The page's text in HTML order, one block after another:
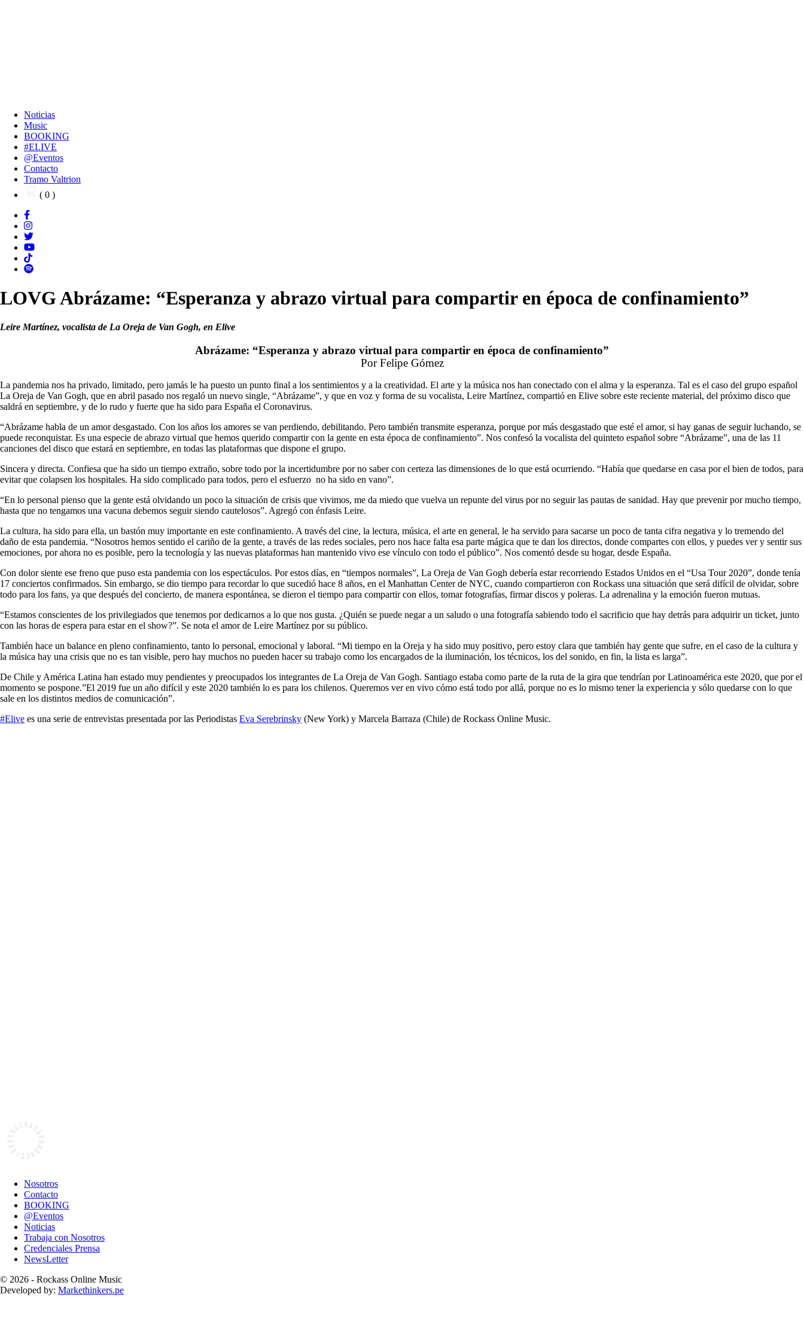
Noticias
Music
BOOKING
#ELIVE
@Eventos
Contacto
Tramo Valtrion
( 0 )
LOVG Abrázame: “Esperanza y abrazo virtual para compartir en época de confinamiento”
Leire Martínez, vocalista de La Oreja de Van Gogh, en Elive
Abrázame: “Esperanza y abrazo virtual para compartir en época de confinamiento”
Por Felipe Gómez
La pandemia nos ha privado, limitado, pero jamás le ha puesto un punto final a los sentimientos y a la creatividad. El arte y la música nos han conectado con el alma y la esperanza. Tal es el caso del grupo español
La Oreja de Van Gogh, que en abril pasado nos regaló un nuevo single, “Abrázame”, y que en voz y forma de su vocalista, Leire Martínez, compartió en Elive sobre este reciente material, del próximo disco que
saldrá en septiembre, y de lo rudo y fuerte que ha sido para España el Coronavirus.
“Abrázame habla de un amor desgastado. Con los años los amores se van perdiendo, debilitando. Pero también transmite esperanza, porque por más desgastado que esté el amor, si hay ganas de seguir luchando, se
puede reconquistar. Es una especie de abrazo virtual que hemos querido compartir con la gente en esta época de confinamiento”. Nos confesó la vocalista del quinteto español sobre “Abrázame”, una de las 11
canciones del disco que estará en septiembre, en todas las plataformas que dispone el grupo.
Sincera y directa. Confiesa que ha sido un tiempo extraño, sobre todo por la incertidumbre por no saber con certeza las dimensiones de lo que está ocurriendo. “Había que quedarse en casa por el bien de todos, para
evitar que colapsen los hospitales. Ha sido complicado para todos, pero el esfuerzo no ha sido en vano”.
“En lo personal pienso que la gente está olvidando un poco la situación de crisis que vivimos, me da miedo que vuelva un repunte del virus por no seguir las pautas de sanidad. Hay que prevenir por mucho tiempo,
hasta que no tengamos una vacuna debemos seguir siendo cautelosos”. Agregó con énfasis Leire.
La cultura, ha sido para ella, un bastón muy importante en este confinamiento. A través del cine, la lectura, música, el arte en general, le ha servido para sacarse un poco de tanta cifra negativa y lo tremendo del
daño de esta pandemia. “Nosotros hemos sentido el cariño de la gente, a través de las redes sociales, pero nos hace falta esa parte mágica que te dan los directos, donde compartes con ellos, y puedes ver y sentir sus
emociones, por ahora no es posible, pero la tecnología y las nuevas plataformas han mantenido vivo ese vínculo con todo el público”. Nos comentó desde su hogar, desde España.
Con dolor siente ese freno que puso esta pandemia con los espectáculos. Por estos días, en “tiempos normales”, La Oreja de Van Gogh debería estar recorriendo Estados Unidos en el “Usa Tour 2020”, donde tenía
17 conciertos confirmados. Sin embargo, se dio tiempo para recordar lo que sucedió hace 8 años, en el Manhattan Center de NYC, cuando compartieron con Rockass una situación que será difícil de olvidar, sobre
todo para los fans, ya que después del concierto, de manera espontánea, se dieron el tiempo para compartir con ellos, tomar fotografías, firmar discos y poleras. La adrenalina y la emoción fueron mutuas.
“Estamos conscientes de los privilegiados que tenemos por dedicarnos a lo que nos gusta. ¿Quién se puede negar a un saludo o una fotografía sabiendo todo el sacrificio que hay detrás para adquirir un ticket, junto
con las horas de espera para estar en el show?”. Se nota el amor de Leire Martínez por su público.
También hace un balance en pleno confinamiento, tanto lo personal, emocional y laboral. “Mi tiempo en la Oreja y ha sido muy positivo, pero estoy clara que también hay gente que sufre, en el caso de la cultura y
la música hay una crisis que no es tan visible, pero hay muchos no pueden hacer su trabajo como los encargados de la iluminación, los técnicos, los del sonido, en fin, la lista es larga”.
De Chile y América Latina han estado muy pendientes y preocupados los integrantes de La Oreja de Van Gogh. Santiago estaba como parte de la ruta de la gira que tendrían por Latinoamérica este 2020, que por el
momento se pospone.”El 2019 fue un año difícil y este 2020 también lo es para los chilenos. Queremos ver en vivo cómo está todo por allá, porque no es lo mismo tener la experiencia y sólo quedarse con lo que
sale en los distintos medios de comunicación”.
#Elive es una serie de entrevistas presentada por las Periodistas Eva Serebrinsky (New York) y Marcela Barraza (Chile) de Rockass Online Music.
Nosotros
Contacto
BOOKING
@Eventos
Noticias
Trabaja con Nosotros
Credenciales Prensa
NewsLetter
© 2026 - Rockass Online Music
Developed by: Markethinkers.pe